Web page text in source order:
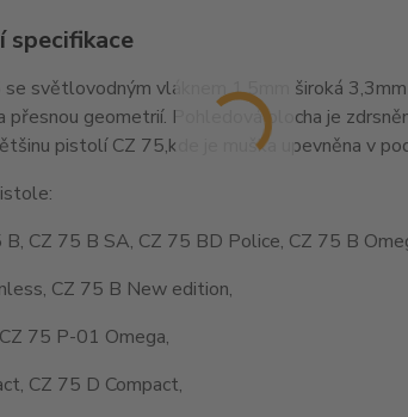
specifikace
se světlovodným vláknem 1,5mm široká
přesnou geometrií. Pohledová plocha je
pistolí CZ 75,kde je muška upevněna v
B, CZ 75 B SA, CZ 75 BD Police, CZ 75 B
CZ 75 B New edition,
75 P-01 Omega,
CZ 75 D Compact,